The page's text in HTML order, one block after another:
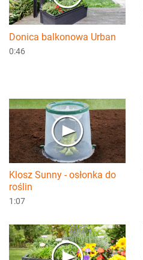
Donica balkonowa Urban
0:46
Klosz Sunny - osłonka do
roślin
1:07